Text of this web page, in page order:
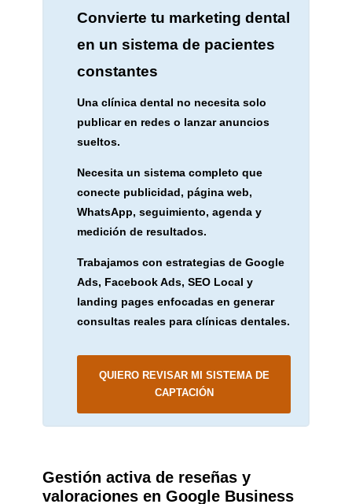
Convierte tu marketing dental
en un sistema de pacientes
constantes
Una clínica dental no necesita solo
publicar en redes o lanzar anuncios
sueltos.
Necesita un sistema completo que
conecte publicidad, página web,
WhatsApp, seguimiento, agenda y
medición de resultados.
Trabajamos con estrategias de Google
Ads, Facebook Ads, SEO Local y
landing pages enfocadas en generar
consultas reales para clínicas dentales.
QUIERO REVISAR MI SISTEMA DE
CAPTACIÓN
Gestión activa de reseñas y
valoraciones en Google Business